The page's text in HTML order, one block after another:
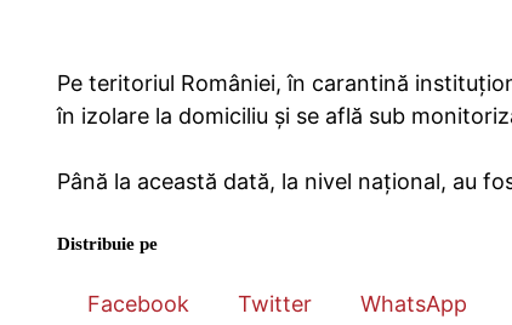
Pe teritoriul României, în carantină
în izolare la domiciliu și se află sub
Până la această dată, la nivel național, au
Distribuie pe
Facebook Twitter WhatsApp